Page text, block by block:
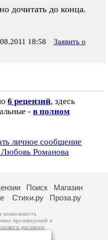
дочитать до конца.
18:58
Заявить о
6 рецензий, здесь
- в полном
личное сообщение
Любовь Романова
Поиск
Магазин
Стихи.ру Проза.ру
возможность
произведений в
договора
авторам